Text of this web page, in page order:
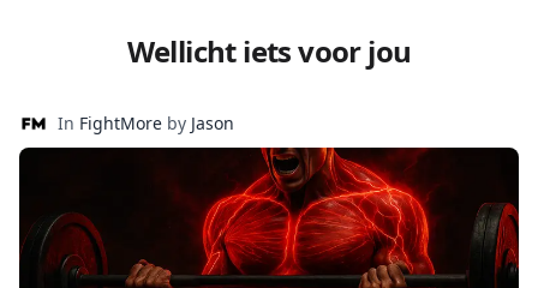
Wellicht iets voor jou
In FightMore by Jason